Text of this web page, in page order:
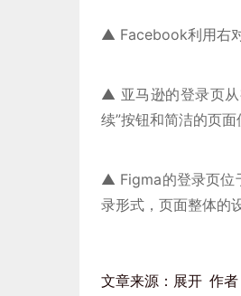
▲ Facebook利用右
▲ 亚马逊的登录页从
续”按钮和简洁的页面
▲ Figma的登录页位
录形式，页面整体的
文章来源：展开 作者